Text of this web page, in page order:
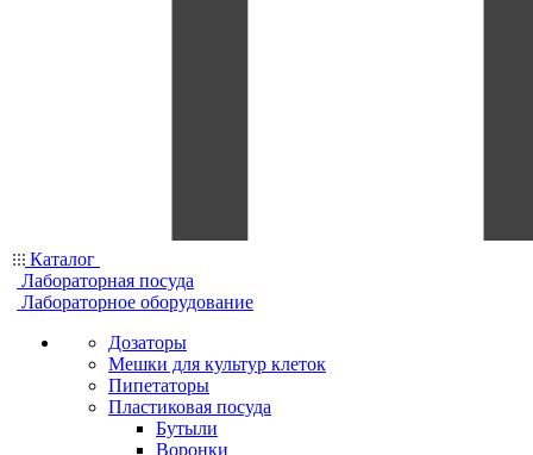
Каталог
Лабораторная посуда
Лабораторное оборудование
Дозаторы
Мешки для культур клеток
Пипетаторы
Пластиковая посуда
Бутыли
Воронки